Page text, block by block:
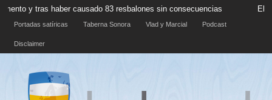
83 resbalones sin consecuencias El Cautivo: ”Esta
Portadas satíricas Taberna Sonora Vlad y Marcial Podcast
Disclaimer